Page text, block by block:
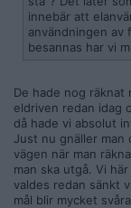
innebär att
användningen av
besannas har vi
De hade nog
eldriven redan idag
då hade vi absolut
Just nu gnäller man
vägen när man
man ska utgå. Vi
valdes redan sänkt
mål blir mycket